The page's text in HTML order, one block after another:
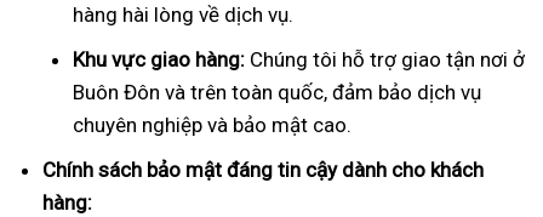
hàng hài lòng về dịch vụ.
Khu vực giao hàng: Chúng tôi hỗ trợ giao tận nơi ở
Buôn Đôn và trên toàn quốc, đảm bảo dịch vụ
chuyên nghiệp và bảo mật cao.
Chính sách bảo mật đáng tin cậy dành cho khách
hàng: